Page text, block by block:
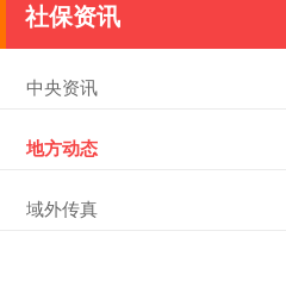
社保资讯
中央资讯
地方动态
域外传真